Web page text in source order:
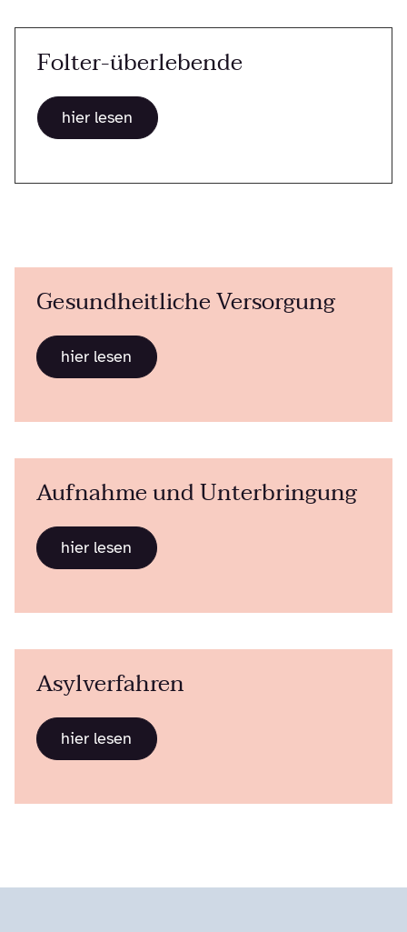
Folter-überlebende
hier lesen
Gesundheitliche Versorgung
hier lesen
Aufnahme und Unterbringung
hier lesen
Asylverfahren
hier lesen